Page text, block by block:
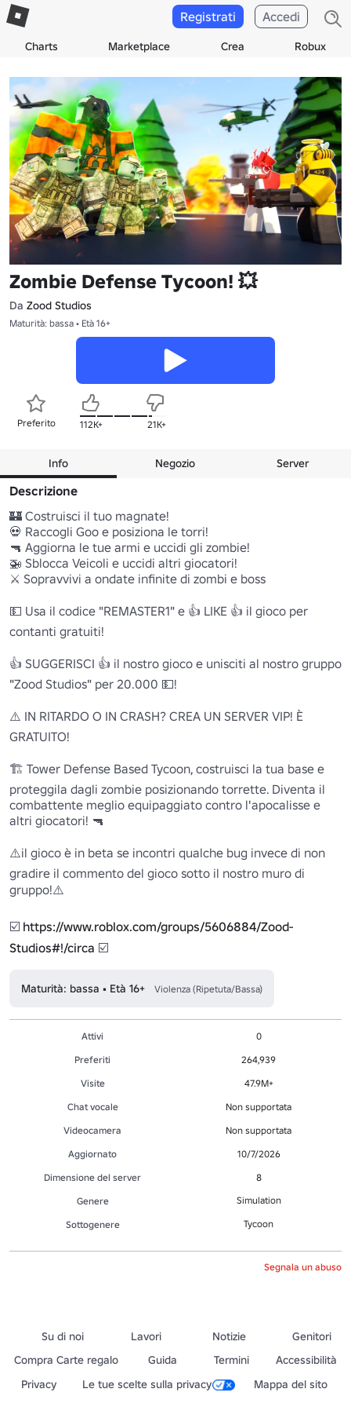
Charts Marketplace Crea Robux
Registrati Accedi
Zombie Defense Tycoon! 💥
Da Zood Studios
Maturità: bassa • Età 16+
Preferito 112K+ 21K+
Info Negozio Server
Descrizione
🏰 Costruisci il tuo magnate!
💀 Raccogli Goo e posiziona le torri!
🔫 Aggiorna le tue armi e uccidi gli zombie!
🚁 Sblocca Veicoli e uccidi altri giocatori!
⚔️ Sopravvivi a ondate infinite di zombi e boss
💵 Usa il codice "REMASTER1" e 👍 LIKE 👍 il gioco per
contanti gratuiti!
👍 SUGGERISCI 👍 il nostro gioco e unisciti al nostro gruppo
"Zood Studios" per 20.000 💵!
⚠️ IN RITARDO O IN CRASH? CREA UN SERVER VIP! È
GRATUITO!
🏗️ Tower Defense Based Tycoon, costruisci la tua base e
proteggila dagli zombie posizionando torrette. Diventa il
combattente meglio equipaggiato contro l'apocalisse e
altri giocatori! 🔫
⚠️il gioco è in beta se incontri qualche bug invece di non
gradire il commento del gioco sotto il nostro muro di
gruppo!⚠️
☑️ https://www.roblox.com/groups/5606884/Zood-
Studios#!/circa ☑️
Maturità: bassa • Età 16+ Violenza (Ripetuta/Bassa)
Attivi
0
Preferiti
264,939
Visite
47.9M+
Chat vocale
Non supportata
Videocamera
Non supportata
Aggiornato
10/7/2026
Dimensione del server
8
Genere
Simulation
Sottogenere Tycoon
Segnala un abuso
Su di noi Lavori Notizie
Genitori
Compra Carte regalo
Guida Termini
Accessibilità
Privacy
Le tue scelte sulla privacy Mappa del sito